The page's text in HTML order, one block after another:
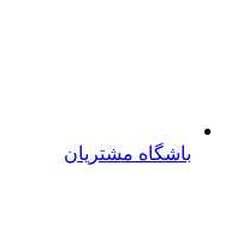
باشگاه مشتریان